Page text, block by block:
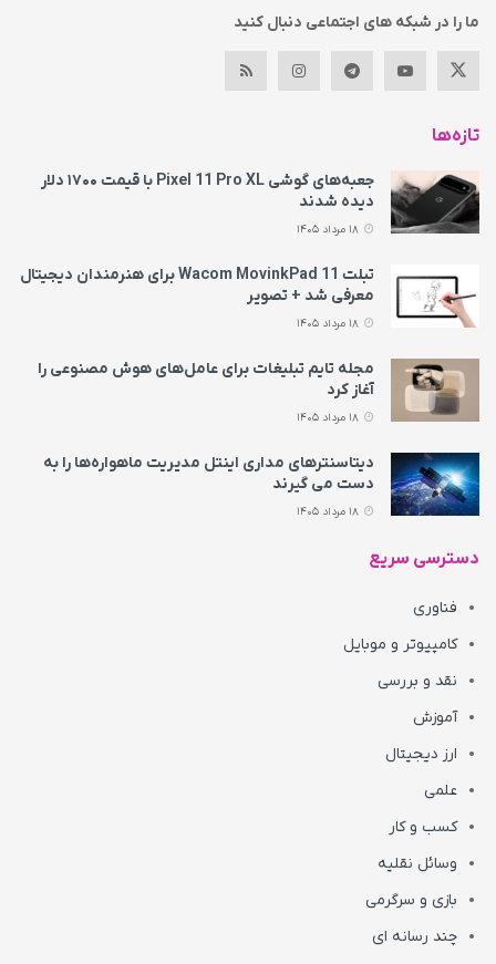
ما را در شبکه های اجتماعی دنبال کنید
تازه‌ها
جعبه‌های گوشی Pixel 11 Pro XL با قیمت ۱۷۰۰ دلار
دیده شدند
تبلت Wacom MovinkPad 11 برای هنرمندان دیجیتال
معرفی شد + تصویر
مجله تایم تبلیغات برای عامل‌های هوش مصنوعی را
آغاز کرد
دیتاسنترهای مداری اینتل مدیریت ماهواره‌ها را به
دست می‌ گیرند
دسترسی سریع
فناوری
کامپیوتر و موبایل
نقد و بررسی
آموزش
ارز دیجیتال
علمی
کسب و کار
وسائل نقلیه
بازی و سرگرمی
چند رسانه ای